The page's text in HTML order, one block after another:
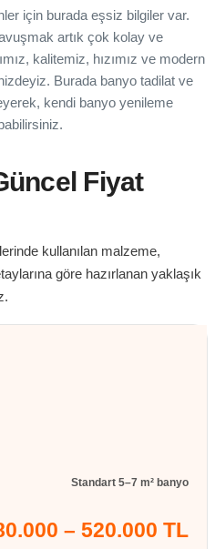
için burada eşsiz bilgiler var.
artık çok kolay ve
kalitemiz, hızımız ve modern
Burada banyo tadilat ve
kendi banyo yenileme
Fiyat
kullanılan malzeme,
göre hazırlanan yaklaşık
Standart 5–7 m² banyo
– 520.000 TL